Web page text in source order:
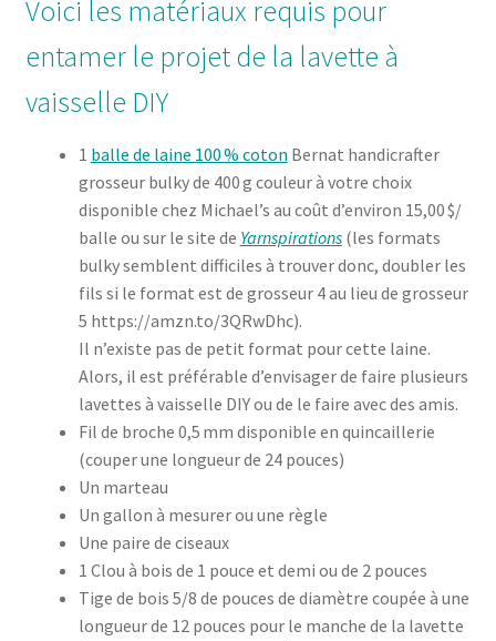
Voici les matériaux requis pour
entamer le projet de la lavette à
vaisselle DIY
1 balle de laine 100 % coton Bernat handicrafter
grosseur bulky de 400 g couleur à votre choix
disponible chez Michael’s au coût d’environ 15,00 $/
balle ou sur le site de Yarnspirations(les formats
bulky semblent difficiles à trouver donc, doubler les
fils si le format est de grosseur 4 au lieu de grosseur
5 https://amzn.to/3QRwDhc).
Il n’existe pas de petit format pour cette laine.
Alors, il est préférable d’envisager de faire plusieurs
lavettes à vaisselle DIY ou de le faire avec des amis.
Fil de broche 0,5 mm disponible en quincaillerie
(couper une longueur de 24 pouces)
Un marteau
Un gallon à mesurer ou une règle
Une paire de ciseaux
1 Clou à bois de 1 pouce et demi ou de 2 pouces
Tige de bois 5/8 de pouces de diamètre coupée à une
longueur de 12 pouces pour le manche de la lavette